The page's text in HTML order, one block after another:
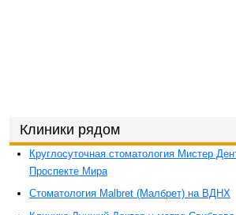
Клиники рядом
Круглосуточная стоматология Мистер
Проспекте Мира
Стоматология Malbret (Малбрет) на ВДНХ